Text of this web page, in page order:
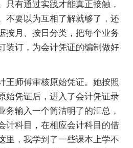
只有通过实践才能真正接触，
不要以为互相了解就够了，还
按月、按日分类，把每个业务
装订，为会计凭证的编制做好
王师傅审核原始凭证。她按照
始凭证后，进入了会计凭证录
务输入一个简洁明了的汇总，
计科目，在相应会计科目的借
里，我学到了一些课本上学不